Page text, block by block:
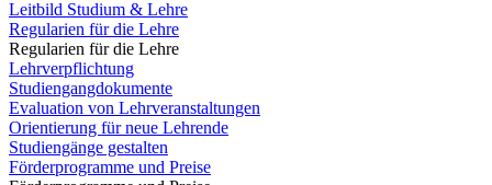
Leitbild Studium & Lehre
Regularien für die Lehre
Regularien für die Lehre
Lehrverpflichtung
Studiengangdokumente
Evaluation von Lehrveranstaltungen
Orientierung für neue Lehrende
Studiengänge gestalten
Förderprogramme und Preise